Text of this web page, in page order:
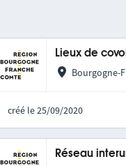
Lieux de
Bourgogne-
créé le 25/09/2020
Réseau